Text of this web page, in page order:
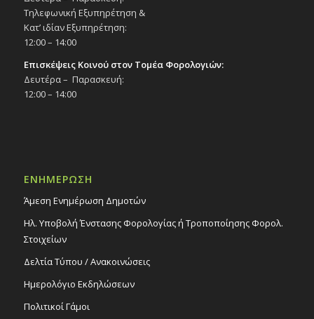
Τηλεφωνική Εξυπηρέτηση &
Κατ’ ιδίαν Εξυπηρέτηση:
12:00 – 14:00
Επισκέψεις Κοινού στον Τομέα Φορολογιών:
Δευτέρα – Παρασκευή:
12:00 – 14:00
ΕΝΗΜΕΡΩΣΗ
Άμεση Ενημέρωση Δημοτών
Ηλ. Υποβολή Ένστασης Φορολογίας ή Τροποποίησης Φορολ.
Στοιχείων
Δελτία Τύπου / Ανακοινώσεις
Ημερολόγιο Εκδηλώσεων
Πολιτικοί Γάμοι